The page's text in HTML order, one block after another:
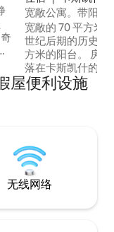
尔教区联合
宽敞公寓。带阳台
房屋
宽敞的 70 平方米
世纪后期的历史悠
方米的阳台。 房
落在卡斯凯什的一
用木质地板、挑高
饰。 房源内设有
床上用品和毛巾。
早上9点可在街区
Carmona有付费
屋便利设施
无线网络